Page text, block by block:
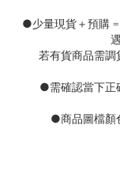
●少量現貨＋預購 =
若有貨商品需調
●需確認當下正
●商品圖檔顏